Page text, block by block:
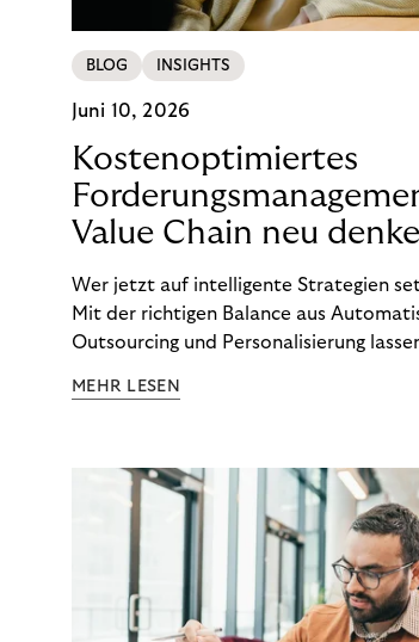
BLOG INSIGHTS
Juni 10, 2026
Kostenoptimiertes
Value Chain neu
Wer jetzt auf intelligente Strategien
Mit der richtigen Balance aus
Outsourcing und Personalisierung
Ergebnisse sichern. Riverty zeigt, wie
MEHR LESEN